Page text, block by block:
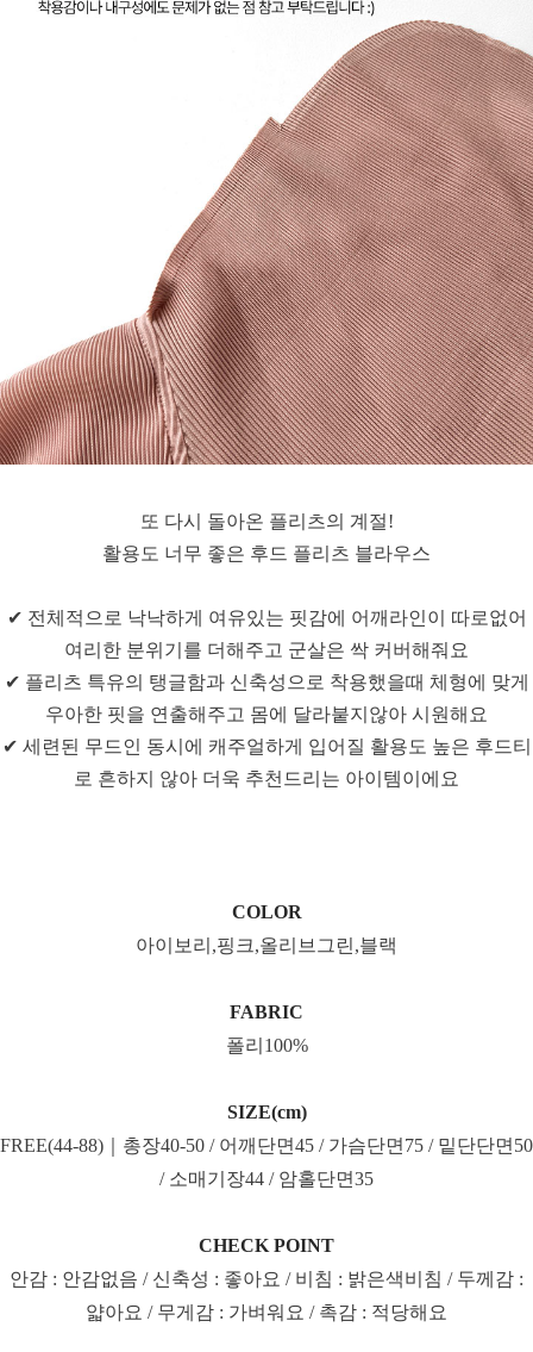
또 다시 돌아온 플리츠의 계절!
활용도 너무 좋은 후드 플리츠 블라우스
✔ 전체적으로 낙낙하게 여유있는 핏감에 어깨라인이 따로없어
여리한 분위기를 더해주고 군살은 싹 커버해줘요
✔ 플리츠 특유의 탱글함과 신축성으로 착용했을때 체형에 맞게
우아한 핏을 연출해주고 몸에 달라붙지않아 시원해요
✔ 세련된 무드인 동시에 캐주얼하게 입어질 활용도 높은 후드티
로 흔하지 않아 더욱 추천드리는 아이템이에요
COLOR
아이보리,핑크,올리브그린,블랙
FABRIC
폴리100%
SIZE(cm)
FREE(44-88)｜총장40-50 / 어깨단면45 / 가슴단면75 / 밑단단면50
/ 소매기장44 / 암홀단면35
CHECK POINT
안감 : 안감없음 / 신축성 : 좋아요 / 비침 : 밝은색비침 / 두께감 :
얇아요 / 무게감 : 가벼워요 / 촉감 : 적당해요